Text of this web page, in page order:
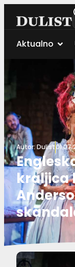
Aktualno
Autor:Dulist
kraljica